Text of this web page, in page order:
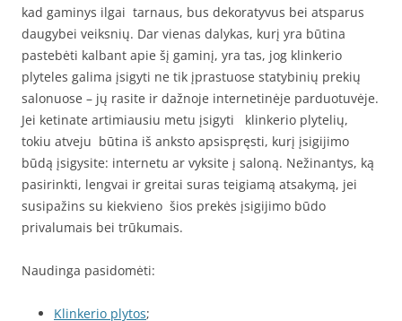
kad gaminys ilgai tarnaus, bus dekoratyvus bei atsparus
daugybei veiksnių. Dar vienas dalykas, kurį yra būtina
pastebėti kalbant apie šį gaminį, yra tas, jog klinkerio
plyteles galima įsigyti ne tik įprastuose statybinių prekių
salonuose – jų rasite ir dažnoje internetinėje parduotuvėje.
Jei ketinate artimiausiu metu įsigyti klinkerio plytelių,
tokiu atveju būtina iš anksto apsispręsti, kurį įsigijimo
būdą įsigysite: internetu ar vyksite į saloną. Nežinantys, ką
pasirinkti, lengvai ir greitai suras teigiamą atsakymą, jei
susipažins su kiekvieno šios prekės įsigijimo būdo
privalumais bei trūkumais.
Naudinga pasidomėti:
Klinkerio plytos;